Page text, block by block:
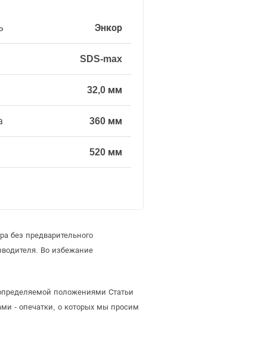
Энкор
SDS-max
32,0 мм
360 мм
520 мм
без предварительного
Во избежание
положениями Статьи
- опечатки, о которых мы просим